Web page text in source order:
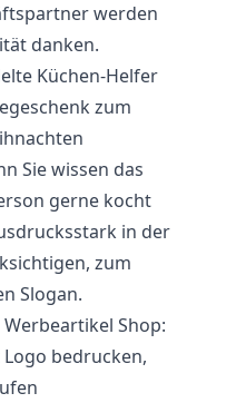
werden
danken.
Küchen-Helfer
zum
Sie wissen das
gerne kocht
in der
zum
Slogan.
Werbeartikel Shop:
bedrucken,